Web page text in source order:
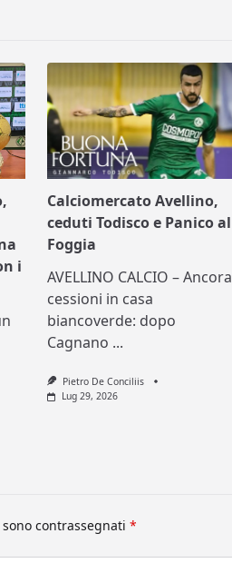
i
Calciomercato Avellino,
ceduti Todisco e Panico al
Foggia
AVELLINO CALCIO – Ancora
cessioni in casa
biancoverde: dopo
Cagnano ...
Pietro De Conciliis
Lug 29, 2026
contrassegnati*